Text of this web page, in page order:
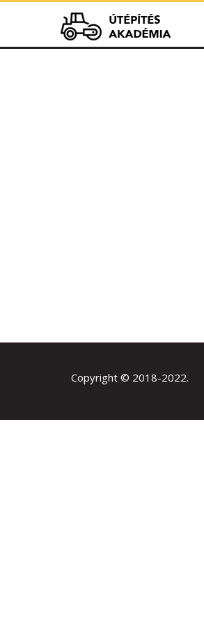
Copyright © 2018-2022.